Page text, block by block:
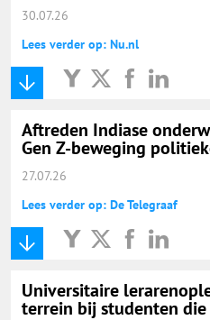
30.07.26
Lees verder op: Nu.nl
Aftreden Indiase
Gen Z-beweging
27.07.26
Lees verder op: De Telegraaf
Universitaire
terrein bij studenten